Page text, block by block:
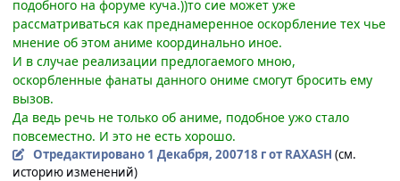
подобного на форуме куча.))то сие может уже
рассматриваться как преднамеренное оскорбление тех чье
мнение об этом аниме координально иное.
И в случае реализации предлогаемого мною,
оскорбленные фанаты данного ониме смогут бросить ему
вызов.
Да ведь речь не только об аниме, подобное ужо стало
повсеместно. И это не есть хорошо.
Отредактировано 1 Декабря, 200718 гот RAXASH (см.
историю изменений)